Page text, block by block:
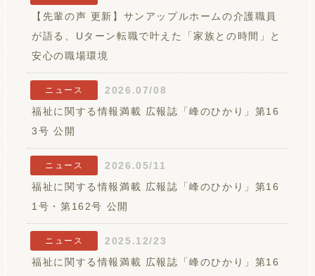
【先輩の声 更新】サンアップルホームの介護職員
が語る、Uターン転職で叶えた「家族との時間」と
安心の職場環境
ニュース
2026.07/08
福祉に関する情報満載 広報誌「峰のひかり」第16
3号 公開
ニュース
2026.05/11
福祉に関する情報満載 広報誌「峰のひかり」第16
1号・第162号 公開
ニュース
2025.12/23
福祉に関する情報満載 広報誌「峰のひかり」第16